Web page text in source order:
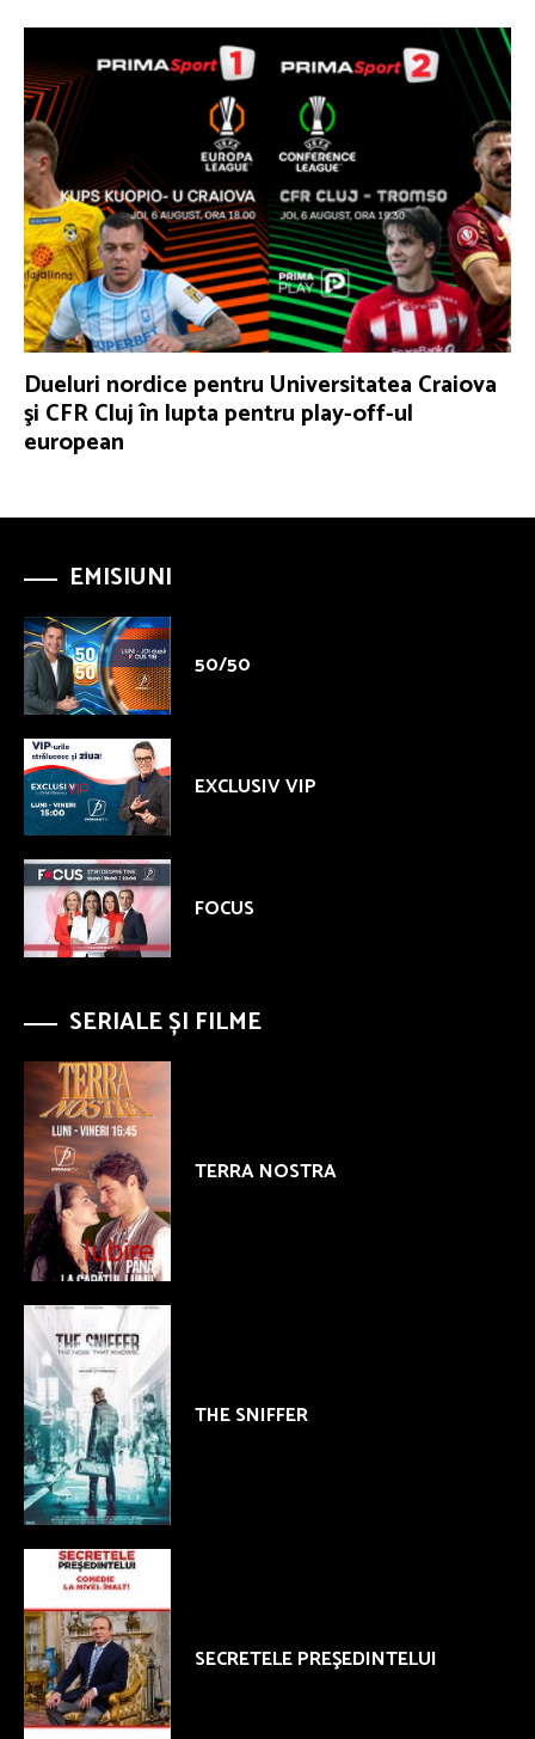
Dueluri nordice pentru Universitatea Craiova
şi CFR Cluj în lupta pentru play-off-ul
european
EMISIUNI
50/50
EXCLUSIV VIP
FOCUS
SERIALE ȘI FILME
TERRA NOSTRA
THE SNIFFER
SECRETELE PREŞEDINTELUI